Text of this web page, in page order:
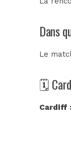
Dans
Le
🗓️
Cardiff :